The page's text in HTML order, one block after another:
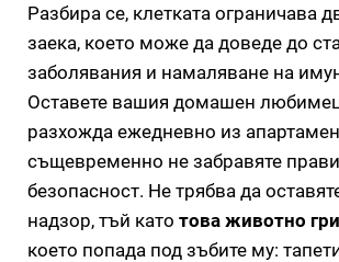
Разбира се, клетката ограничава
заека, което може да доведе до
заболявания и намаляване на
Оставете вашия домашен
разхожда ежедневно из
същевременно не забравяте
безопасност. Не трябва да
надзор, тъй като това животно
което попада под зъбите му: